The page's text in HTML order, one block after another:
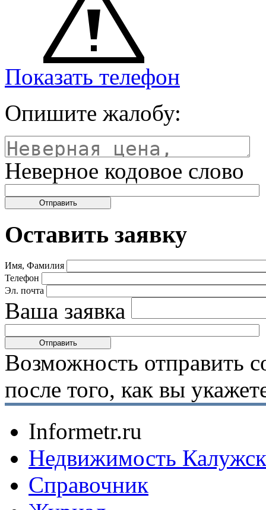
Показать телефон
Опишите жалобу:
Неверное кодовое слово
Оставить заявку
Имя, Фамилия
Телефон
Эл. почта
Ваша заявка
Возможность отправить
после того, как вы
Informetr.ru
Недвижимость
Справочник